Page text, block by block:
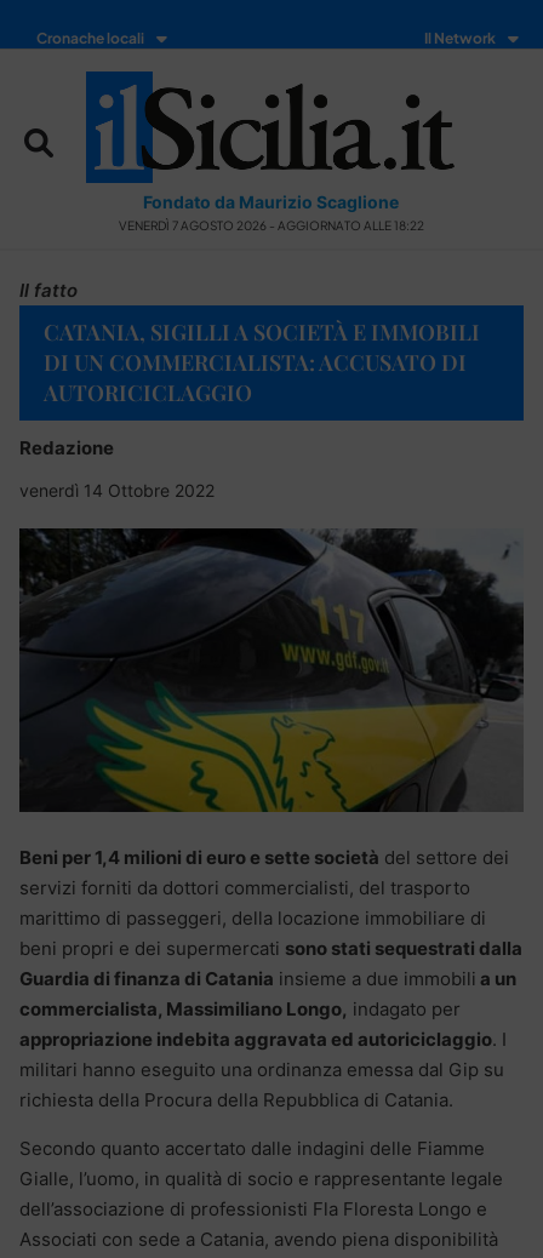
Cronache locali Il Network
Fondato da Maurizio Scaglione
VENERDÌ 7 AGOSTO 2026 - AGGIORNATO ALLE 18:22
Il fatto
CATANIA, SIGILLI A SOCIETÀ E IMMOBILI
DI UN COMMERCIALISTA: ACCUSATO DI
AUTORICICLAGGIO
Redazione
venerdì 14 Ottobre 2022
Beni per 1,4 milioni di euro e sette società del settore dei
servizi forniti da dottori commercialisti, del trasporto
marittimo di passeggeri, della locazione immobiliare di
beni propri e dei supermercati sono stati sequestrati dalla
Guardia di finanza di Catania insieme a due immobili a un
commercialista, Massimiliano Longo, indagato per
appropriazione indebita aggravata ed autoriciclaggio. I
militari hanno eseguito una ordinanza emessa dal Gip su
richiesta della Procura della Repubblica di Catania.
Secondo quanto accertato dalle indagini delle Fiamme
Gialle, l’uomo, in qualità di socio e rappresentante legale
dell’associazione di professionisti Fla Floresta Longo e
Associati con sede a Catania, avendo piena disponibilità